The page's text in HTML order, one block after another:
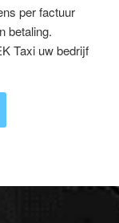
per factuur
betaling.
Taxi uw bedrijf